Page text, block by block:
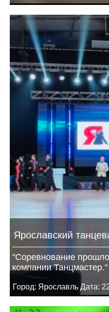
Ярославский
"Соревнование
компании Танцмастер."
Город: Ярославль Дата: